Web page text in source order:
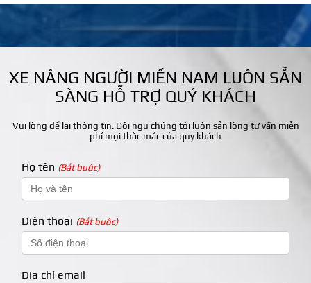
XE NÂNG NGƯỜI MIỀN NAM LUÔN SẴN
SÀNG HỖ TRỢ QUÝ KHÁCH
Vui lòng để lại thông tin. Đội ngũ chúng tôi luôn sẵn lòng tư vấn miễn
phí mọi thắc mắc của quy khách
Họ tên (Bắt buộc)
Điện thoại (Bắt buộc)
Địa chỉ email